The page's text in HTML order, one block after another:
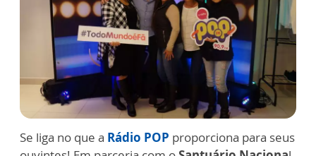
Se liga no que a Rádio POP proporciona para seus